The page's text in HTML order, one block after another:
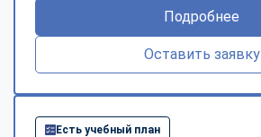
Подробнее
Оставить заявку
Есть учебный план